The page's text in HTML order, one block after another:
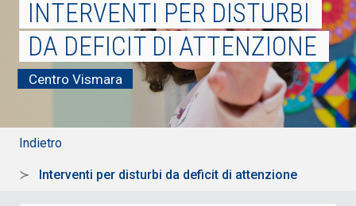
INTERVENTI PER DISTURBI
DA DEFICIT DI ATTENZIONE
Centro Vismara
Indietro
Interventi per disturbi da deficit di attenzione